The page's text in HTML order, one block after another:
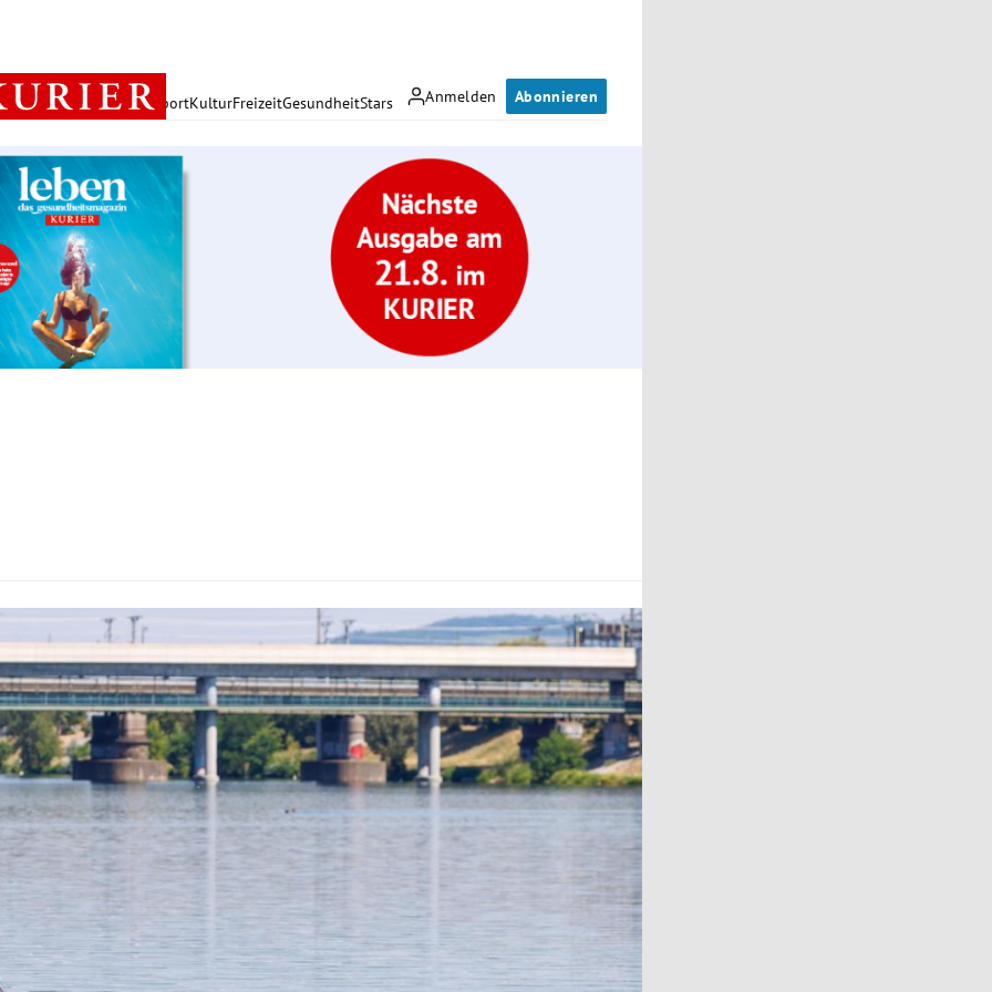
Anmelden Abonnieren
PolitikWirtschaft SportKulturFreizeitGesundheitStars